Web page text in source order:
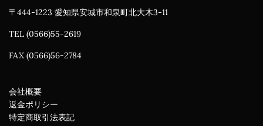
〒444-1223 愛知県安城市和泉町北大木3-11
TEL (0566)55-2619
FAX (0566)56-2784
会社概要
返金ポリシー
特定商取引法表記